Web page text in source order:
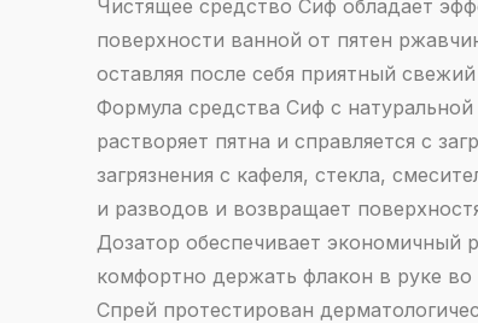
Чистящее средство Сиф обладает
поверхности ванной от пятен
оставляя после себя приятный
Формула средства Сиф с
растворяет пятна и справляется с
загрязнения с кафеля, стекла,
и разводов и возвращает
Дозатор обеспечивает экономичный
комфортно держать флакон в руке во
Спрей протестирован